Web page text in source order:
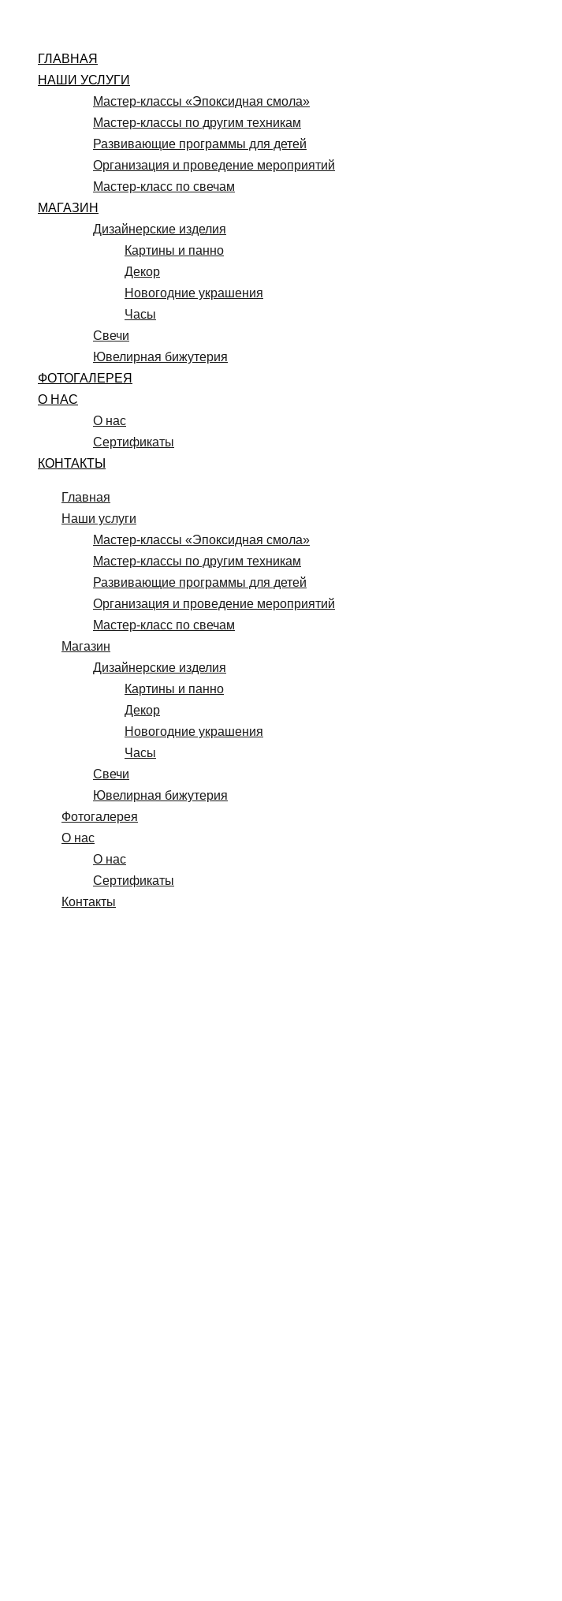
содержимому
ГЛАВНАЯ
НАШИ УСЛУГИ
Мастер-классы «Эпоксидная смола»
Мастер-классы по другим техникам
Развивающие программы для детей
Организация и проведение мероприятий
Мастер-класс по свечам
МАГАЗИН
Дизайнерские изделия
Картины и панно
Декор
Новогодние украшения
Часы
Свечи
Ювелирная бижутерия
ФОТОГАЛЕРЕЯ
О НАС
О нас
Сертификаты
КОНТАКТЫ
Главная
Наши услуги
Мастер-классы «Эпоксидная смола»
Мастер-классы по другим техникам
Развивающие программы для детей
Организация и проведение мероприятий
Мастер-класс по свечам
Магазин
Дизайнерские изделия
Картины и панно
Декор
Новогодние украшения
Часы
Свечи
Ювелирная бижутерия
Фотогалерея
О нас
О нас
Сертификаты
Контакты